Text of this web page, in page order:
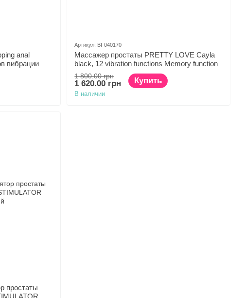
anal
вибрации
Артикул: BI-040170
Массажер простаты PRETTY LOVE Cayla
black, 12 vibration functions Memory function
1 800.00 грн
1 620.00 грн Купить
В наличии
простаты